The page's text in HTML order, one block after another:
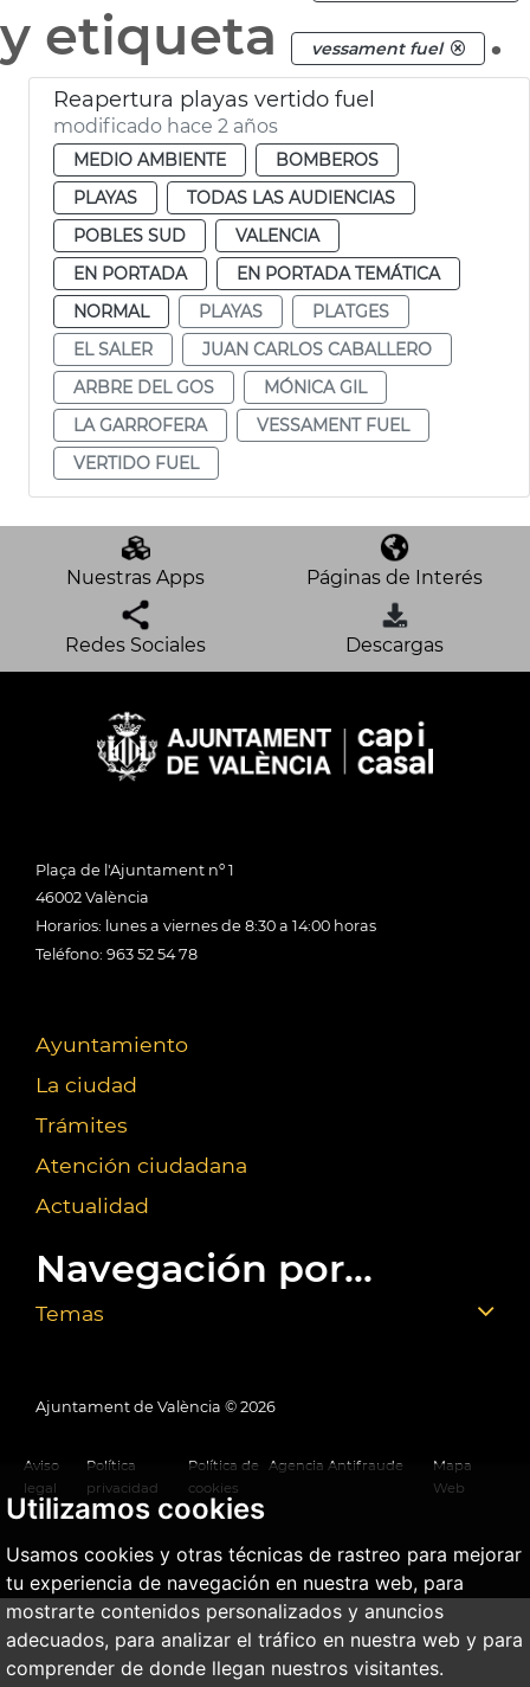
Utilizamos cookies
Usamos cookies y otras técnicas de rastreo para mejorar
tu experiencia de navegación en nuestra web, para
mostrarte contenidos personalizados y anuncios
adecuados, para analizar el tráfico en nuestra web y para
comprender de donde llegan nuestros visitantes.
y etiqueta vessament fuel .
Reapertura playas vertido fuel
modificado hace 2 años
MEDIO AMBIENTE
BOMBEROS
PLAYAS
TODAS LAS AUDIENCIAS
POBLES SUD
VALENCIA
EN PORTADA
EN PORTADA TEMÁTICA
NORMAL
PLAYAS
PLATGES
EL SALER
JUAN CARLOS CABALLERO
ARBRE DEL GOS
MÓNICA GIL
LA GARROFERA
VESSAMENT FUEL
VERTIDO FUEL
Nuestras Apps Páginas de Interés
Redes Sociales Descargas
Plaça de l'Ajuntament nº 1
46002 València
Horarios: lunes a viernes de 8:30 a 14:00 horas
Teléfono: 963 52 54 78
Ayuntamiento
La ciudad
Trámites
Atención ciudadana
Actualidad
Navegación por...
Temas
Ajuntament de València © 2026
Aviso
legal
Política
privacidad
Política de
cookies
Agencia Antifraude
Mapa
Web